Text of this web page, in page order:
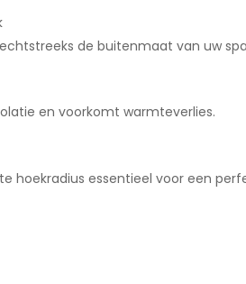
de buitenmaat van uw
en voorkomt warmteverlies.
hoekradius essentieel voor een